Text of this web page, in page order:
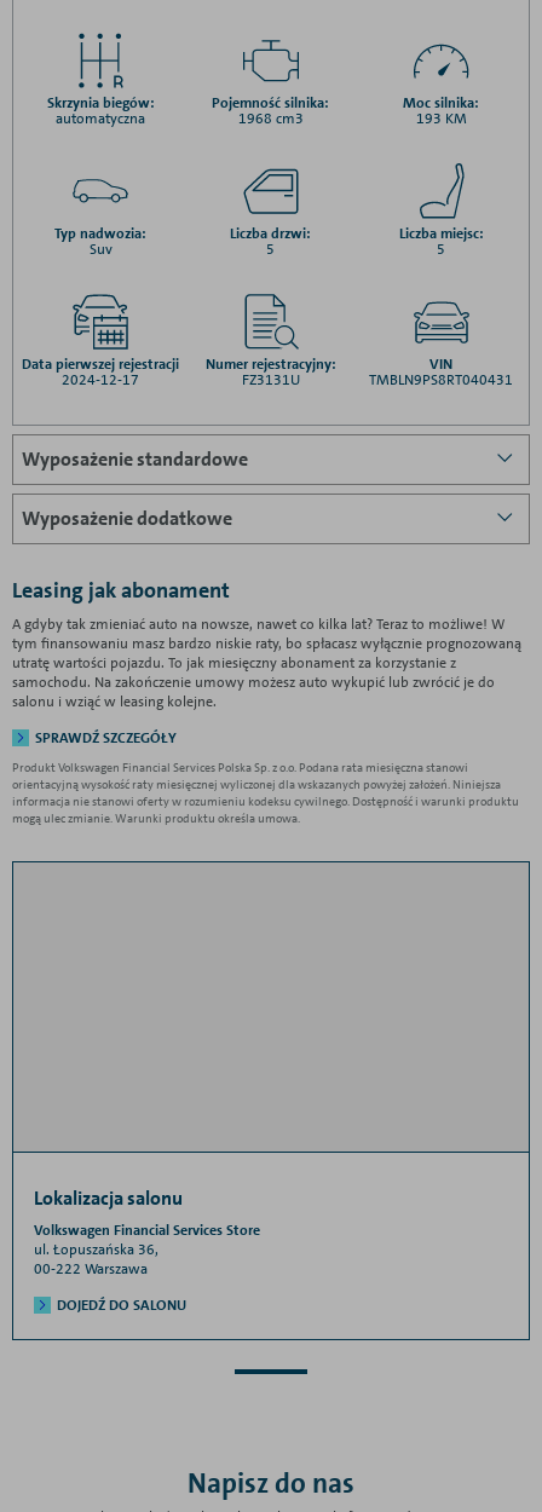
Skrzynia biegów:
automatyczna
Pojemność silnika:
1968 cm3
Moc silnika:
193 KM
Typ nadwozia:
Suv
Liczba drzwi:
5
Liczba miejsc:
5
Data pierwszej rejestracji
2024-12-17
Numer rejestracyjny:
FZ3131U
VIN
TMBLN9PS8RT040431
Wyposażenie standardowe
Wyposażenie dodatkowe
Leasing jak abonament
A gdyby tak zmieniać auto na nowsze, nawet co kilka lat? Teraz to możliwe! W
tym finansowaniu masz bardzo niskie raty, bo spłacasz wyłącznie prognozowaną
utratę wartości pojazdu. To jak miesięczny abonament za korzystanie z
samochodu. Na zakończenie umowy możesz auto wykupić lub zwrócić je do
salonu i wziąć w leasing kolejne.
SPRAWDŹ SZCZEGÓŁY
Produkt Volkswagen Financial Services Polska Sp. z o.o. Podana rata miesięczna stanowi
orientacyjną wysokość raty miesięcznej wyliczonej dla wskazanych powyżej założeń. Niniejsza
informacja nie stanowi oferty w rozumieniu kodeksu cywilnego. Dostępność i warunki produktu
mogą ulec zmianie. Warunki produktu określa umowa.
Lokalizacja salonu
Volkswagen Financial Services Store
ul. Łopuszańska 36,
00-222 Warszawa
DOJEDŹ DO SALONU
Napisz do nas